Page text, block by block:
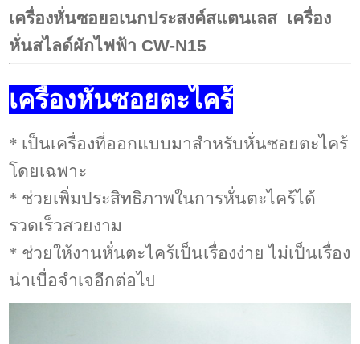
เครื่องหั่นซอยอเนกประสงค์สแตนเลส เครื่อง
หั่นสไลด์ผักไฟฟ้า CW-N15
เครื่องหั่นซอยตะไคร้
* เป็นเครื่องที่ออกแบบมาสำหรับหั่นซอยตะไคร้
โดยเฉพาะ
* ช่วยเพิ่มประสิทธิภาพในการหั่นตะไคร้ได้
รวดเร็วสวยงาม
* ช่วยให้งานหั่นตะไคร้เป็นเรื่องง่าย ไม่เป็นเรื่อง
น่าเบื่อจำเจอีกต่อไป